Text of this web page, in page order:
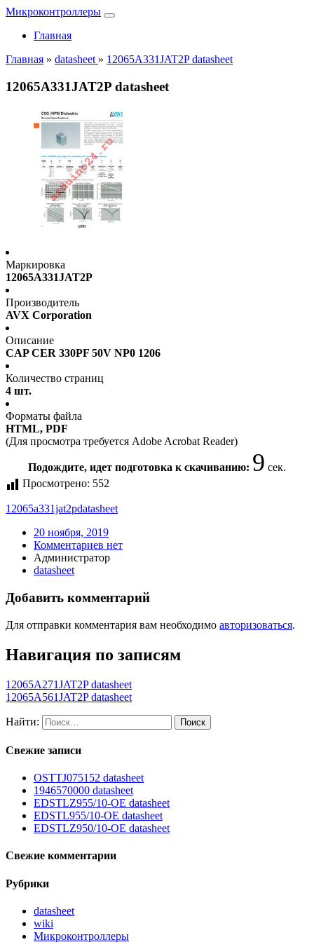
Микроконтроллеры
Главная
Главная » datasheet » 12065A331JAT2P datasheet
12065A331JAT2P datasheet
Маркировка
12065A331JAT2P
Производитель
AVX Corporation
Описание
CAP CER 330PF 50V NP0 1206
Количество страниц
4 шт.
Форматы файла
HTML, PDF
(Для просмотра требуется Adobe Acrobat Reader)
Подождите, идет подготовка к скачиванию: 9 сек.
Просмотрено: 552
12065a331jat2pdatasheet
20 ноября, 2019
Комментариев нет
Администратор
datasheet
Добавить комментарий
Для отправки комментария вам необходимо авторизоваться.
Навигация по записям
12065A271JAT2P datasheet
12065A561JAT2P datasheet
Найти:
Свежие записи
OSTTJ075152 datasheet
1946570000 datasheet
EDSTLZ955/10-OE datasheet
EDSTL955/10-OE datasheet
EDSTLZ950/10-OE datasheet
Свежие комментарии
Рубрики
datasheet
wiki
Микроконтроллеры